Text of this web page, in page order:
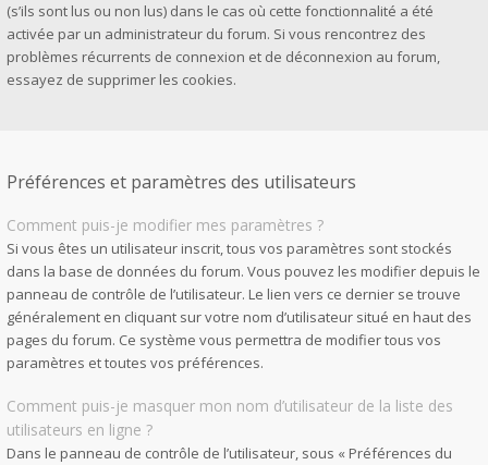
(s’ils sont lus ou non lus) dans le cas où cette fonctionnalité a été
activée par un administrateur du forum. Si vous rencontrez des
problèmes récurrents de connexion et de déconnexion au forum,
essayez de supprimer les cookies.
Préférences et paramètres des utilisateurs
Comment puis-je modifier mes paramètres ?
Si vous êtes un utilisateur inscrit, tous vos paramètres sont stockés
dans la base de données du forum. Vous pouvez les modifier depuis le
panneau de contrôle de l’utilisateur. Le lien vers ce dernier se trouve
généralement en cliquant sur votre nom d’utilisateur situé en haut des
pages du forum. Ce système vous permettra de modifier tous vos
paramètres et toutes vos préférences.
Comment puis-je masquer mon nom d’utilisateur de la liste des
utilisateurs en ligne ?
Dans le panneau de contrôle de l’utilisateur, sous « Préférences du